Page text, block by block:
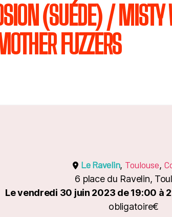
(SUÉDE) /
FUZZERS
Le Ravelin, Toulouse,
6 place du Ravelin,
Le vendredi 30 juin 2023 de 19:00 à
obligatoire€